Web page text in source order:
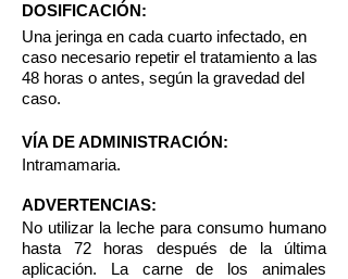
DOSIFICACIÓN:
Una jeringa en cada cuarto infectado, en
caso necesario repetir el tratamiento a las
48 horas o antes, según la gravedad del
caso.
VÍA DE ADMINISTRACIÓN:
Intramamaria.
ADVERTENCIAS:
No utilizar la leche para consumo humano
hasta 72 horas después de la última
aplicación. La carne de los animales